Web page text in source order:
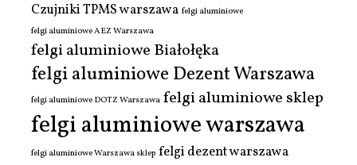
Czujniki TPMS warszawa felgi aluminiowe
felgi aluminiowe AEZ Warszawa
felgi aluminiowe Białołęka
felgi aluminiowe Dezent Warszawa
felgi aluminiowe DOTZ Warszawa felgi aluminiowe sklep
felgi aluminiowe warszawa
felgi aluminiowe Warszawa sklep felgi dezent warszawa